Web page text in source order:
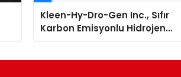
Kleen-Hy-Dro-Gen Inc., Sıfır
Karbon Emisyonlu Hidrojen
Isıtma Teknolojisinde ISO ve